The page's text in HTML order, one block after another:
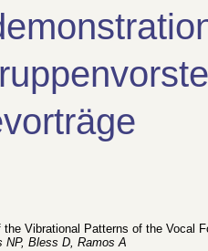
the Vibrational Patterns of the Vocal
NP, Bless D, Ramos A